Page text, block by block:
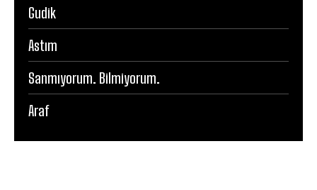
Gudik
Astım
Sanmıyorum. Bilmiyorum.
Araf